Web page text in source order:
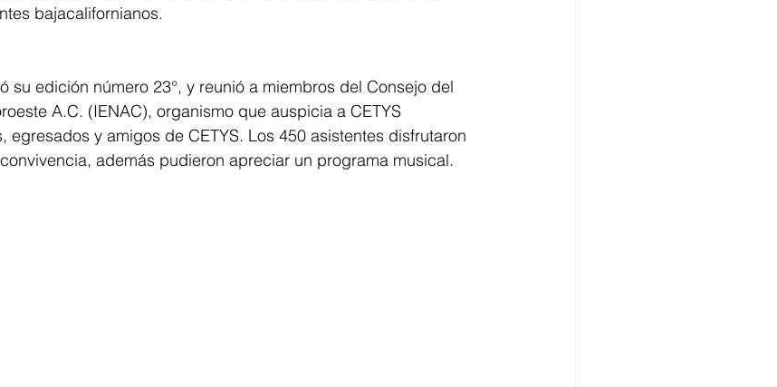
bajacalifornianos.
su edición número 23°, y reunió a miembros del Consejo del
A.C. (IENAC), organismo que auspicia a CETYS
egresados y amigos de CETYS. Los 450 asistentes disfrutaron
además pudieron apreciar un programa musical.